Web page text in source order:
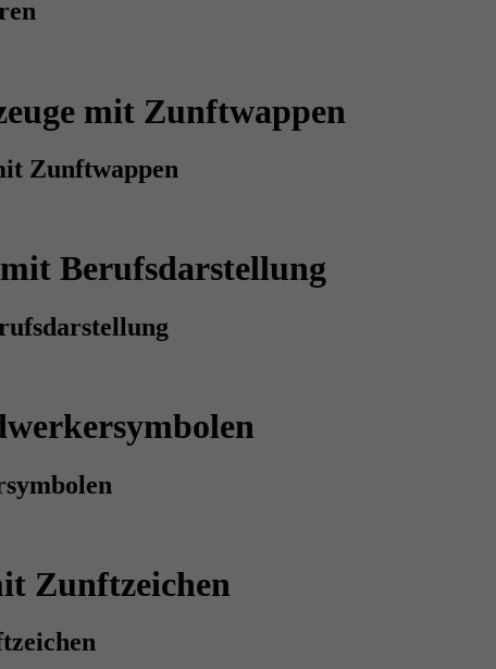
mit Zunftwappen
Zunftwappen
Berufsdarstellung
Zunftzeichen